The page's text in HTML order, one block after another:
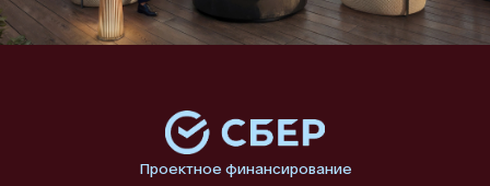
Проектное финансирование